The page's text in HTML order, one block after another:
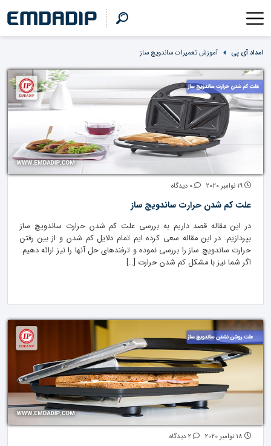
امداد آی پی آموزش تعمیرات ساندویچ ساز
علت کم شدن حرارت ساندویچ ساز
در این مقاله قصد داریم به بررسی علت کم شدن حرارت ساندویچ ساز
بپردازیم. در این مقاله سعی کرده ایم تمام دلایل کم شدن و از بین رفتن
حرارت ساندویچ ساز را بررسی نموده و ترفندهای حل آنها را نیز ارائه دهیم.
اگر شما نیز با مشکل کم شدن حرارت […]